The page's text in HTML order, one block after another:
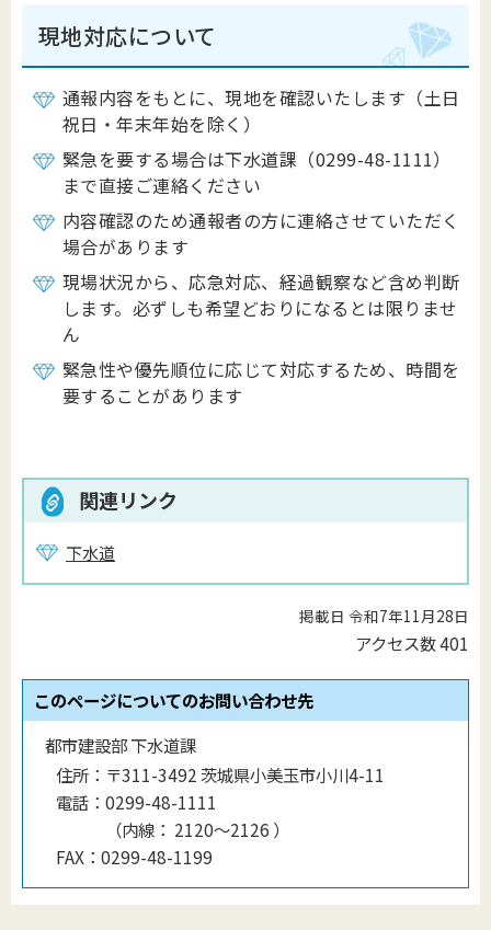
現地対応について
通報内容をもとに、現地を確認いたします（土日
祝日・年末年始を除く）
緊急を要する場合は下水道課（0299-48-1111）
まで直接ご連絡ください
内容確認のため通報者の方に連絡させていただく
場合があります
現場状況から、応急対応、経過観察など含め判断
します。必ずしも希望どおりになるとは限りませ
ん
緊急性や優先順位に応じて対応するため、時間を
要することがあります
関連リンク
下水道
掲載日 令和7年11月28日
アクセス数401
このページについてのお問い合わせ先
都市建設部 下水道課
住所： 〒311-3492 茨城県小美玉市小川4-11
電話： 0299-48-1111
（内線 ： 2120〜2126 ）
FAX： 0299-48-1199